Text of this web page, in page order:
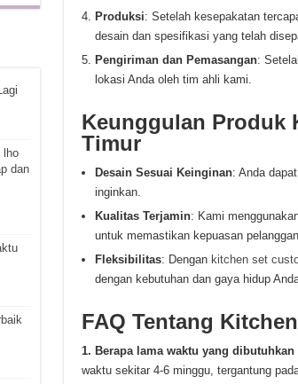
Produksi: Setelah kesepakatan
desain dan spesifikasi yang telah
Pengiriman dan Pemasangan:
lokasi Anda oleh tim ahli kami.
Keunggulan Produk
Timur
Desain Sesuai Keinginan: Anda
inginkan.
Kualitas Terjamin: Kami
untuk memastikan kepuasan pelanggan.
Fleksibilitas: Dengan kitchen set
dengan kebutuhan dan gaya hidup
FAQ Tentang
1. Berapa lama waktu yang
waktu sekitar 4-6 minggu, tergantung
lho
dan